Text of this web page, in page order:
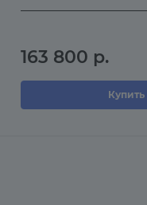
163 800 р.